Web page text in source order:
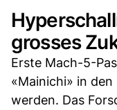
grosses
Erste Mach-5-
«Mainichi» in
werden. Das